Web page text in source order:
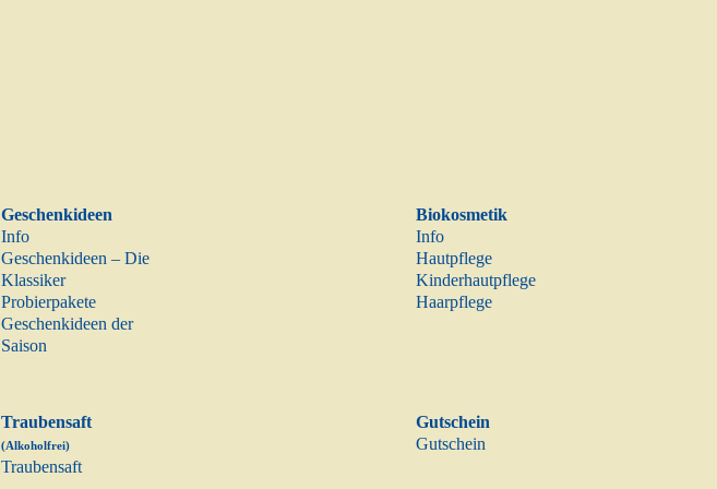
Geschenkideen
Info
Geschenkideen – Die
Klassiker
Probierpakete
Geschenkideen der
Saison
Biokosmetik
Info
Hautpflege
Kinderhautpflege
Haarpflege
Traubensaft
(Alkoholfrei)
Traubensaft
Gutschein
Gutschein